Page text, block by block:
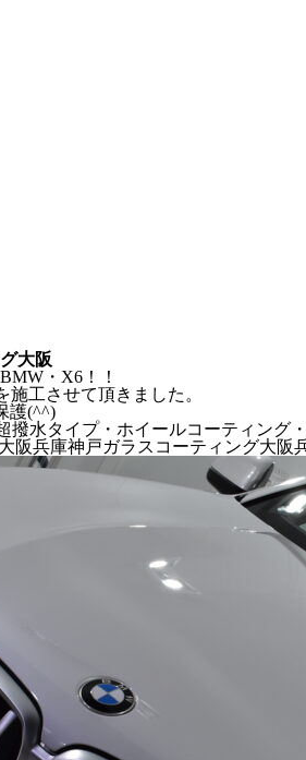
大阪
・X6！！
工させて頂きました。
護(^^)
撥水タイプ・ホイールコーティン